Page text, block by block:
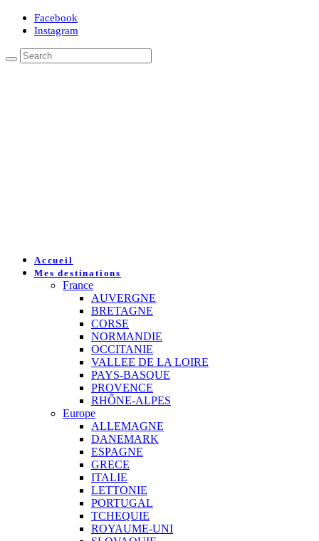
Facebook
Instagram
Accueil
Mes destinations
France
AUVERGNE
BRETAGNE
CORSE
NORMANDIE
OCCITANIE
VALLEE DE LA LOIRE
PAYS-BASQUE
PROVENCE
RHÔNE-ALPES
Europe
ALLEMAGNE
DANEMARK
ESPAGNE
GRECE
ITALIE
LETTONIE
PORTUGAL
TCHEQUIE
ROYAUME-UNI